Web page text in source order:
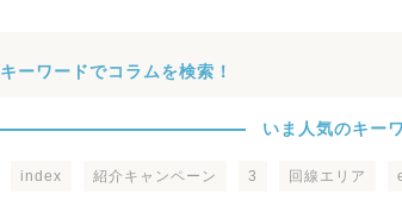
キーワードでコラムを検索！
いま人気のキー
index 紹介キャンペーン 3 回線エリア